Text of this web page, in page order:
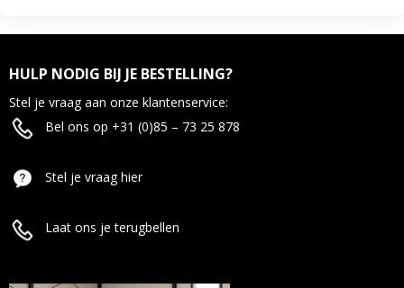
HULP NODIG BIJ JE BESTELLING?
Stel je vraag aan onze klantenservice:
Bel ons op +31 (0)85 – 73 25 878
Stel je vraag hier
Laat ons je terugbellen